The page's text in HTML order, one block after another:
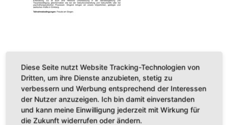
BÜCHER
CDs
Konzerte
Diese Seite nutzt Website Tracking-Technologien von
Dritten, um ihre Dienste anzubieten, stetig zu
verbessern und Werbung entsprechend der Interessen
der Nutzer anzuzeigen. Ich bin damit einverstanden
und kann meine Einwilligung jederzeit mit Wirkung für
die Zukunft widerrufen oder ändern.